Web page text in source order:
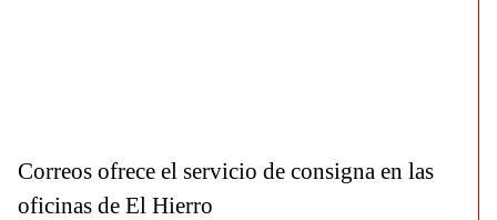
Correos ofrece el servicio de consigna en las
oficinas de El Hierro